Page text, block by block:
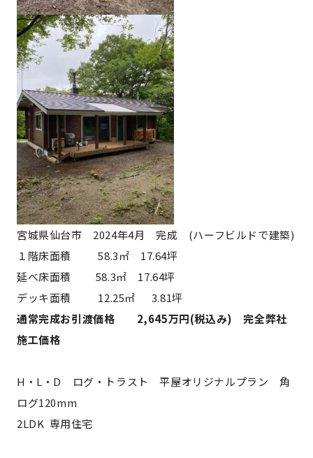
宮城県仙台市 2024年4月 完成 (ハーフビルドで建築)
１階床面積 58.3㎡ 17.64坪
延べ床面積 58.3㎡ 17.64坪
デッキ面積 12.25㎡ 3.81坪
通常完成お引渡価格 2,645万円(税込み) 完全弊社
施工価格
H・L・D ログ・トラスト 平屋オリジナルプラン 角
ログ120mm
2LDK 専用住宅